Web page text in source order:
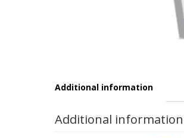
Additional information
Additional information